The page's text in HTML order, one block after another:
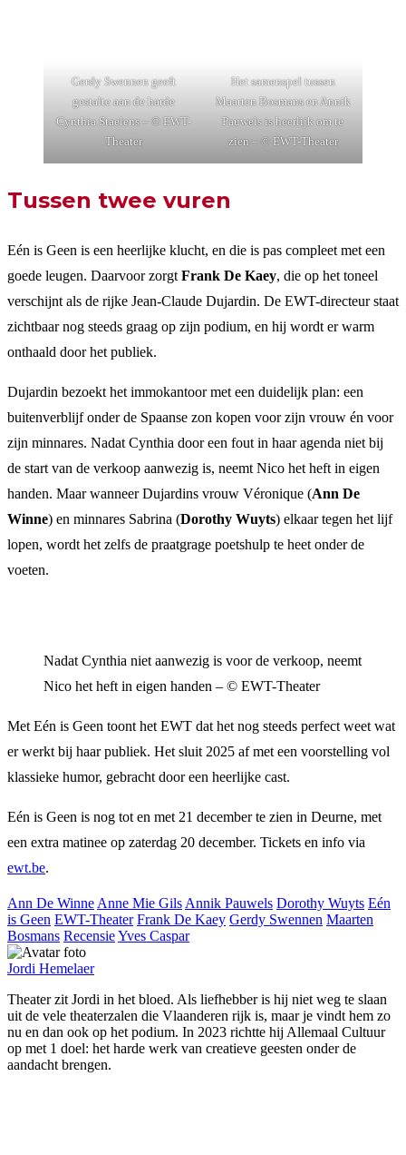
Gerdy Swennen geeft
gestalte aan de harde
Cynthia Staelens – © EWT-
Theater
Het samenspel tussen
Maarten Bosmans en Annik
Pauwels is heerlijk om te
zien – © EWT-Theater
Tussen twee vuren
Eén is Geen is een heerlijke klucht, en die is pas compleet met een
goede leugen. Daarvoor zorgt Frank De Kaey, die op het toneel
verschijnt als de rijke Jean-Claude Dujardin. De EWT-directeur staat
zichtbaar nog steeds graag op zijn podium, en hij wordt er warm
onthaald door het publiek.
Dujardin bezoekt het immokantoor met een duidelijk plan: een
buitenverblijf onder de Spaanse zon kopen voor zijn vrouw én voor
zijn minnares. Nadat Cynthia door een fout in haar agenda niet bij
de start van de verkoop aanwezig is, neemt Nico het heft in eigen
handen. Maar wanneer Dujardins vrouw Véronique (Ann De
Winne) en minnares Sabrina (Dorothy Wuyts) elkaar tegen het lijf
lopen, wordt het zelfs de praatgrage poetshulp te heet onder de
voeten.
Nadat Cynthia niet aanwezig is voor de verkoop, neemt
Nico het heft in eigen handen – © EWT-Theater
Met Eén is Geen toont het EWT dat het nog steeds perfect weet wat
er werkt bij haar publiek. Het sluit 2025 af met een voorstelling vol
klassieke humor, gebracht door een heerlijke cast.
Eén is Geen is nog tot en met 21 december te zien in Deurne, met
een extra matinee op zaterdag 20 december. Tickets en info via
ewt.be.
Ann De Winne Anne Mie Gils Annik Pauwels Dorothy Wuyts Eén
is Geen EWT-Theater Frank De Kaey Gerdy Swennen Maarten
Bosmans RecensieYves Caspar
Jordi Hemelaer
Theater zit Jordi in het bloed. Als liefhebber is hij niet weg te slaan
uit de vele theaterzalen die Vlaanderen rijk is, maar je vindt hem zo
nu en dan ook op het podium. In 2023 richtte hij Allemaal Cultuur
op met 1 doel: het harde werk van creatieve geesten onder de
aandacht brengen.